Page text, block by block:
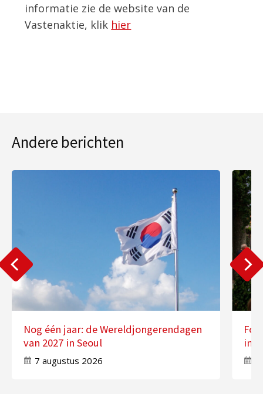
informatie zie de website van de
Vastenaktie, klik hier
Andere berichten
Nog één jaar: de Wereldjongerendagen
van 2027 in Seoul
7 augustus 2026
in